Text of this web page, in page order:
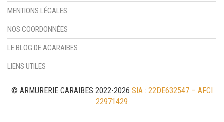
MENTIONS LÉGALES
NOS COORDONNÉES
LE BLOG DE ACARAIBES
LIENS UTILES
© ARMURERIE CARAIBES 2022-2026 SIA : 22DE632547 – AFCI
22971429